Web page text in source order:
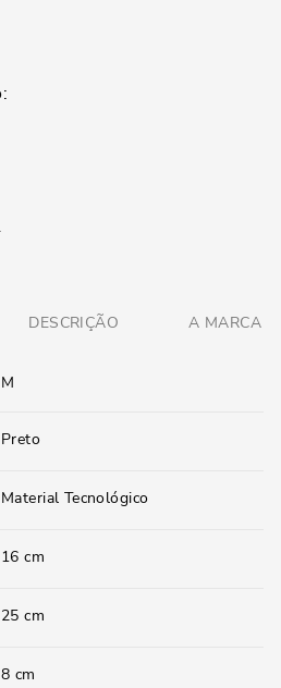
DESCRIÇÃO A MARCA
M
Preto
Material Tecnológico
16 cm
25 cm
8 cm